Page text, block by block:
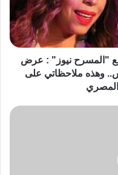
"المسرح نيوز" : عرض
وهذه ملاحظاتي على
المصري